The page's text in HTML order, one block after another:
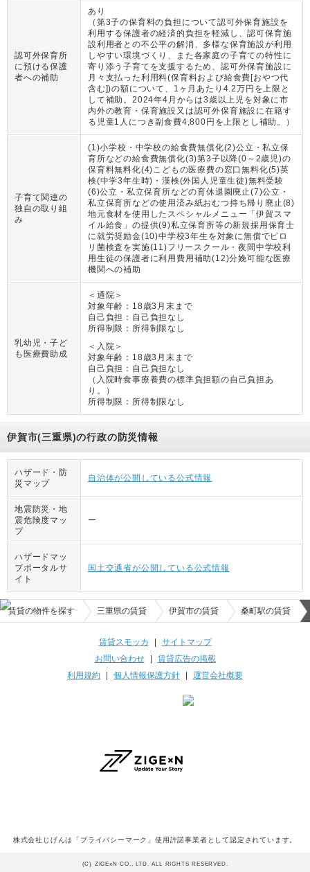
認可外保育所
に預ける保護
者への補助
あり
（ 第3子の保育料の負担について認可外保育施設を
利用する保護者の経済的負担を軽減し、認可保育施
設利用者との不公平の解消、多様な保育施設が利用
しやすい環境づくり、また各家庭の子育ての特性に
寄り添う子育てを支援するため、認可外保育施設に
月々支払った利用料(保育料および給食費[おやつ代
含む])の額について、1ヶ月あたり4.2万円を上限と
して補助。2024年4月からは3歳以上児を対象に市
内外の教育・保育施設又は認可外保育施設に在籍す
る児童1人につき副食費4,800円を上限とし補助。
）
子育て関連の
独自の取り組
み
(1)小学校・中学校の給食費無償化(2)公立・私立保
育所などの給食費無償化(3)第3子以降(0～2歳児)の
保育料無料化(4)こどもの医療費の窓口無料化(5)英
検(中学3年生時)・漢検(外国人児童生徒)無料受験
(6)公立・私立保育所などの育休退園廃止(7)公立・
私立保育所などの使用済み紙おむつ持ち帰り廃止(8)
地元食材を使用したスペシャルメニュー「伊賀スマ
イル給食」の提供(9)私立保育所等の新規採用保育士
に就労奨励金(10)中学校3年生を対象に無償でピロ
リ菌検査を実施(11)フリースクール・夜間中学校利
用生徒の保護者に利用費用補助(12)分娩可能な医療
機関への補助
乳幼児・子ど
も医療費助成
＜通院＞
対象年齢： 18歳3月末まで
自己負担： 自己負担なし
所得制限： 所得制限なし
＜入院＞
対象年齢： 18歳3月末まで
自己負担： 自己負担なし
（ 入院時食事療養費の標準負担額の自己負担あ
り。
）
所得制限： 所得制限なし
伊賀市(三重県)の行政の防災情報
ハザード・防
災マップ
自治体が公開している公式情報
地震防災・地
震危険度マッ
プ
ー
ハザードマッ
プポータルサ
イト
国土交通省が公開している公式情報
賃貸の物件を探す 三重県の賃貸 伊賀市の賃貸 桑町駅の賃貸
賃貸スモッカ | サイトマップ
お問い合わせ| 賃貸広告の掲載
利用規約 | 個人情報保護方針 | 運営会社概要
株式会社じげんは「プライバシーマーク」使用許諾事業者として認定されています。
(C) ZIGExN CO., LTD. ALL RIGHTS RESERVED.